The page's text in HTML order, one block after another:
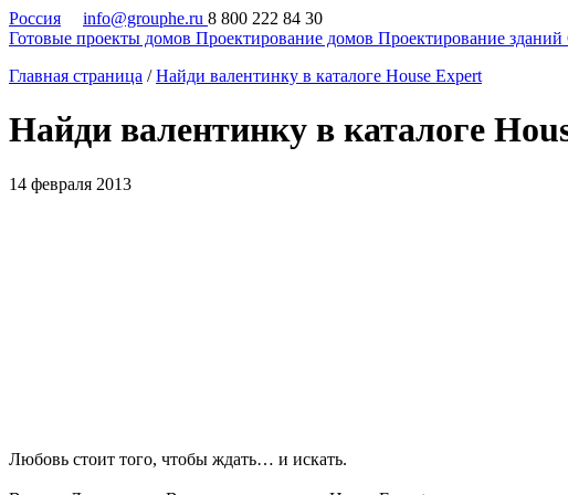
Россия info@grouphe.ru 8 800 222 84 30
Готовые проекты домов Проектирование домов Проектирование зданий
Главная страница / Найди валентинку в каталоге House Expert
Найди валентинку в каталоге
14 февраля 2013
Любовь стоит того, чтобы ждать… и искать.